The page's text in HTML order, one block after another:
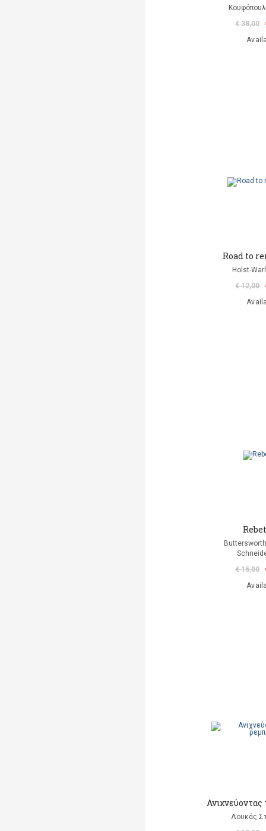
€ 38,00
Road to
Holst-
€ 12,00
€ 15,00
Ανιχνεύοντας
Λουκάς